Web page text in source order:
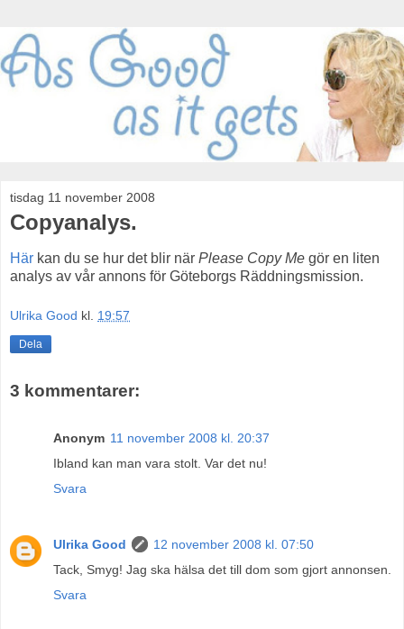
tisdag 11 november 2008
Copyanalys.
Här kan du se hur det blir när Please Copy Me gör en liten
analys av vår annons för Göteborgs Räddningsmission.
Ulrika Good kl. 19:57
Dela
3 kommentarer:
Anonym 11 november 2008 kl. 20:37
Ibland kan man vara stolt. Var det nu!
Svara
Ulrika Good
12 november 2008 kl. 07:50
Tack, Smyg! Jag ska hälsa det till dom som gjort annonsen.
Svara